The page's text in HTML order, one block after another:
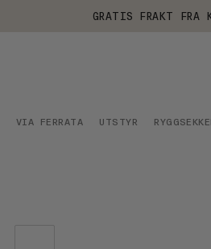
GRATIS FRAKT FRA
VIA FERRATA UTSTYR